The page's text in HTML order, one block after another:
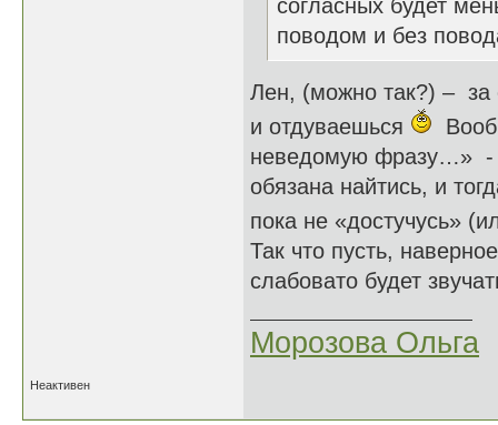
согласных будет
поводом и без
Лен, (можно так?) – за
и отдуваешься
неведомую фразу…» -
обязана найтись, и
пока не «достучусь»
Так что пусть,
слабовато будет
Морозова Ольга
Неактивен